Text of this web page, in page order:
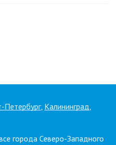
Петербург, Калининград,
города Северо-Западного